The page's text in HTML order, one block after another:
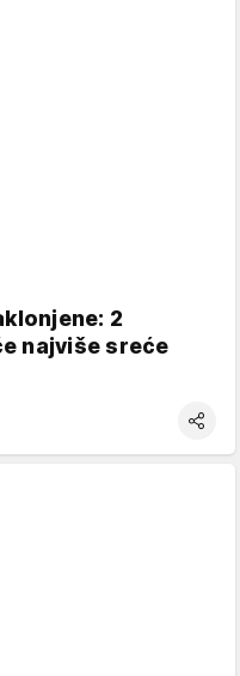
2
najviše sreće